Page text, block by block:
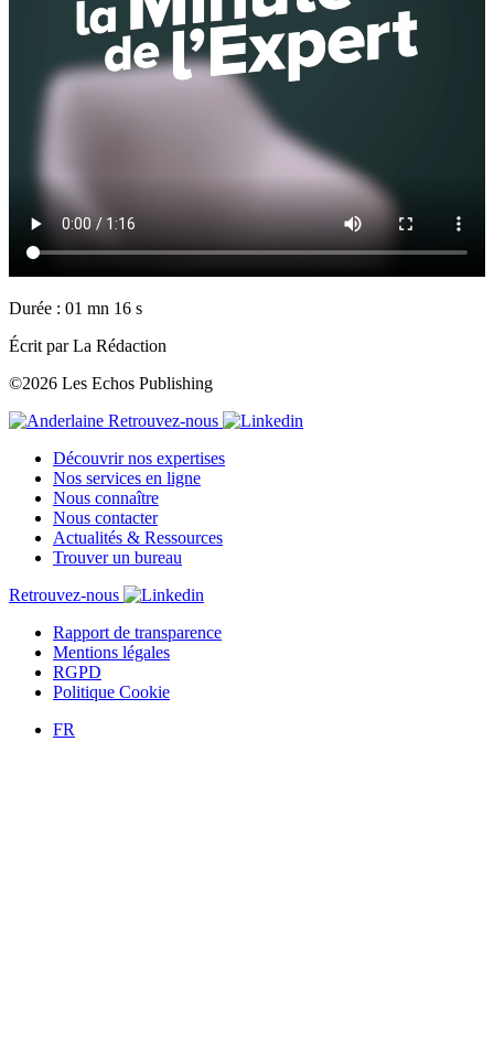
Durée : 01 mn 16 s
Écrit par La Rédaction
©2026 Les Echos Publishing
Retrouvez-nous
Découvrir nos expertises
Nos services en ligne
Nous connaître
Nous contacter
Actualités & Ressources
Trouver un bureau
Retrouvez-nous
Rapport de transparence
Mentions légales
RGPD
Politique Cookie
FR